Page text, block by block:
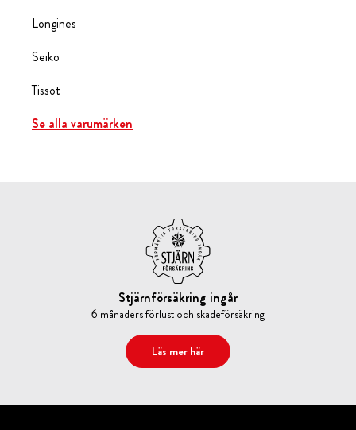
Longines
Seiko
Tissot
Se alla varumärken
Stjärnförsäkring ingår
6 månaders förlust och skadeförsäkring
Läs mer här